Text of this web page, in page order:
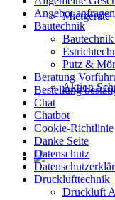
Mietgeräte
Aktion
Angebot anfragen
Bautechnik
Putz &
Beratung
Bestellung
Chat
Chatbot
Cookie-
Danke Seite
Datenschutz
Drucklufttechnik
Druckluft